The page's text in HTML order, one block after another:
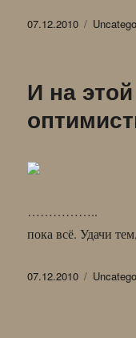
Опубликовано
07.12.2010 Рубрики
И на этой
……………..
пока всё. Удачи
Опубликовано
07.12.2010 Рубрики